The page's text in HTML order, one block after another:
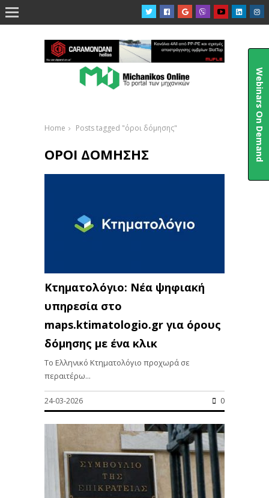

Home Posts tagged "όροι δόμησης"
ΌΡΟΙ ΔΌΜΗΣΗΣ
Κτηματολόγιο: Νέα ψηφιακή
υπηρεσία στο
maps.ktimatologio.gr για όρους
δόμησης με ένα κλικ
Το Ελληνικό Κτηματολόγιο προχωρά σε
περαιτέρω...
24-03-2026 0
Webinars On Demand